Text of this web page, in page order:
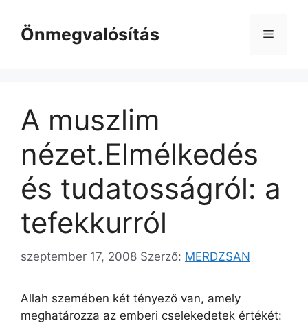
tartalomba
Önmegvalósítás Menü
A muszlim
nézet.Elmélkedés
és tudatosságról: a
tefekkurról
szeptember 17, 2008 Szerző: MERDZSAN
Allah szemében két tényező van, amely
meghatározza az emberi cselekedetek értékét: